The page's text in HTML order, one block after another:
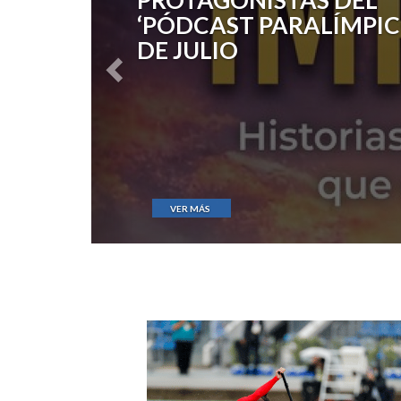
PRUEBA DE TEAM
INCLUSIVO
VER MÁS